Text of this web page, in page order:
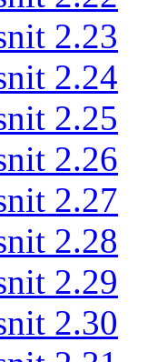
2.23
2.24
2.25
2.26
2.27
2.28
2.29
2.30